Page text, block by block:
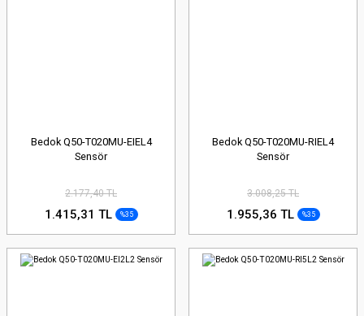
Bedok Q50-T020MU-EIEL4
Sensör
2.177,40 TL
1.415,31 TL %35
Bedok Q50-T020MU-RIEL4
Sensör
3.008,25 TL
1.955,36 TL %35